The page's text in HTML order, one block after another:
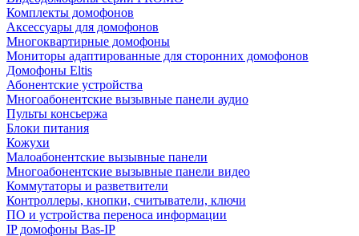
Комплекты домофонов
Аксессуары для домофонов
Многоквартирные домофоны
Мониторы адаптированные для сторонних домофонов
Домофоны Eltis
Абонентские устройства
Многоабонентские вызывные панели аудио
Пульты консьержа
Блоки питания
Кожухи
Малоабонентские вызывные панели
Многоабонентские вызывные панели видео
Коммутаторы и разветвители
Контроллеры, кнопки, считыватели, ключи
ПО и устройства переноса информации
IP домофоны Bas-IP